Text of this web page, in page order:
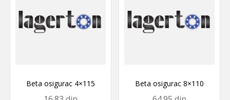
Beta osigurac 4×115 Beta osigurac 8×110